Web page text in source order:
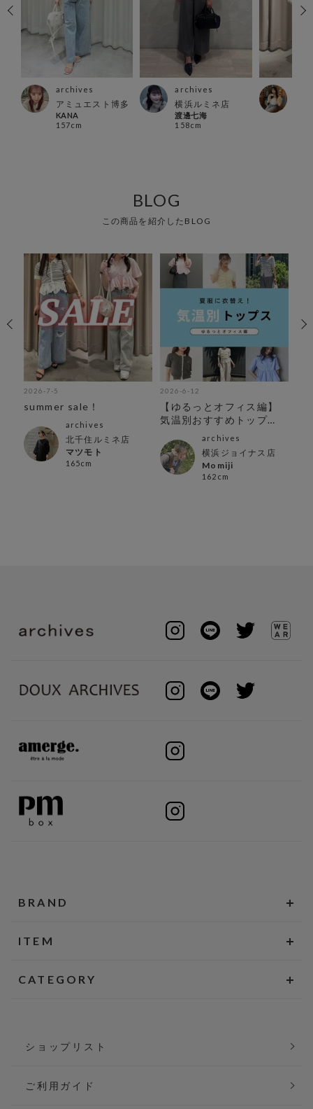
archives
アミュエスト博多
KANA
157cm
archives
横浜ルミネ店
渡邊七海
158cm
BLOG
この商品を紹介したBLOG
2026-7-5
summer sale！
archives
北千住ルミネ店
マツモト
165cm
2026-6-12
【ゆるっとオフィス編】
気温別おすすめトップ
archives
横浜ジョイナス店
Momiji
162cm
BRAND
ITEM
CATEGORY
ショップリスト
ご利用ガイド